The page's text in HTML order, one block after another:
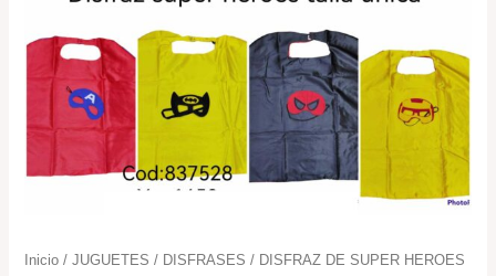
Inicio /JUGUETES / DISFRASES / DISFRAZ DE SUPER HEROES